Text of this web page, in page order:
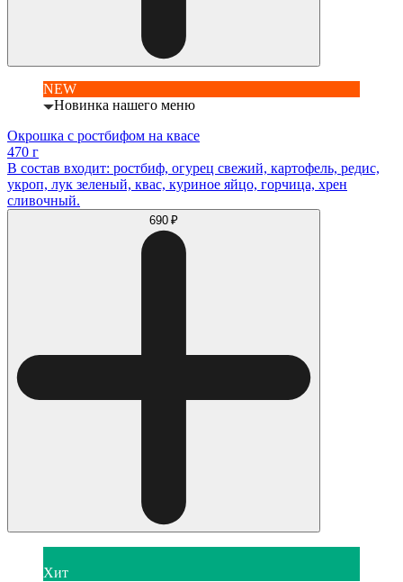
NEW
Новинка нашего меню
Окрошка с ростбифом на квасе
470 г
В состав входит: ростбиф, огурец свежий, картофель, редис,
укроп, лук зеленый, квас, куриное яйцо, горчица, хрен
сливочный.
690 ₽
Хит